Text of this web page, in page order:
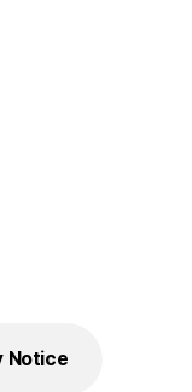
Notice